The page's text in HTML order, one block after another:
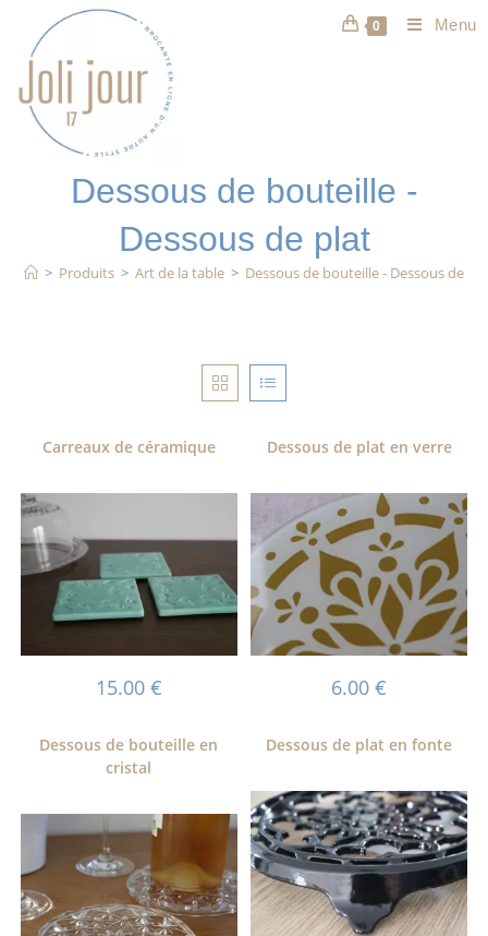
0 Menu
Dessous de bouteille -
Dessous de plat
> Produits > Art de la table > Dessous de bouteille - Dessous de
Carreaux de céramique
15.00 €
Dessous de plat en verre
6.00€
Dessous de bouteille en
cristal
Dessous de plat en fonte